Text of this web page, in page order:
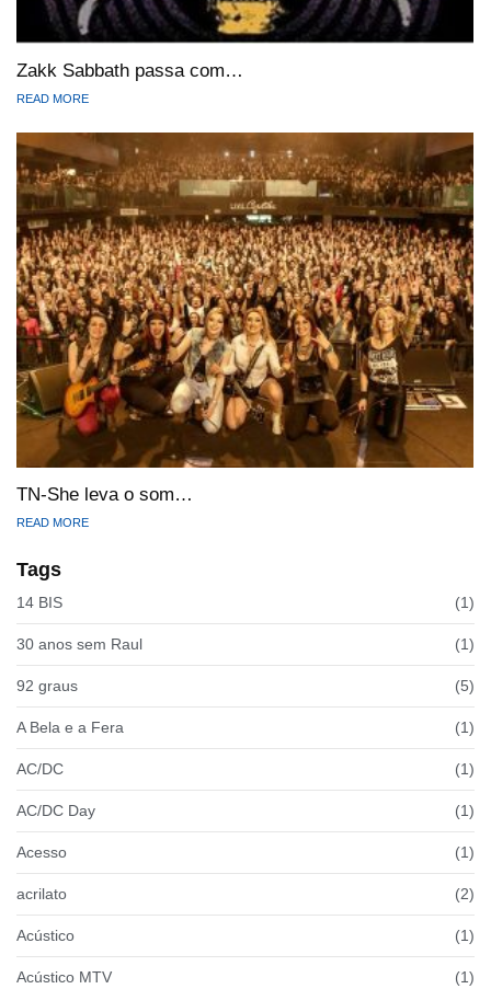
Zakk Sabbath passa com…
READ MORE
TN-She leva o som…
READ MORE
Tags
14 BIS (1)
30 anos sem Raul (1)
92 graus (5)
A Bela e a Fera (1)
AC/DC (1)
AC/DC Day (1)
Acesso (1)
acrilato (2)
Acústico (1)
Acústico MTV (1)